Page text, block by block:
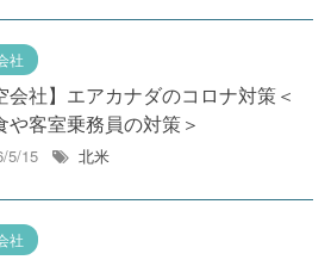
社
会社】エアカナダのコロナ対策＜
や客室乗務員の対策＞
5/15 北米
社